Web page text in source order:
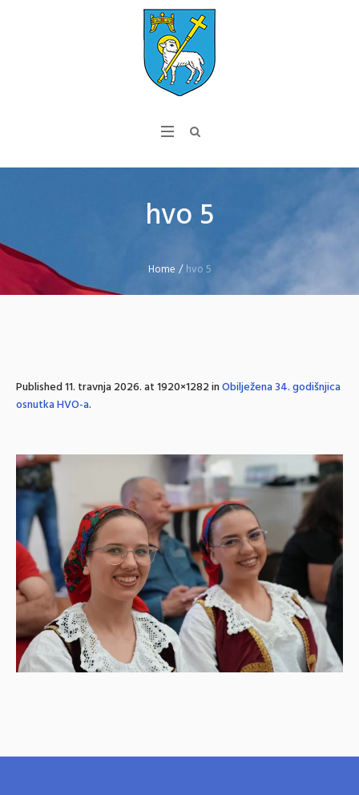
hvo 5
Home /hvo 5
Published11. travnja 2026.at 1920×1282 inObilježena 34. godišnjica
osnutka HVO-a.